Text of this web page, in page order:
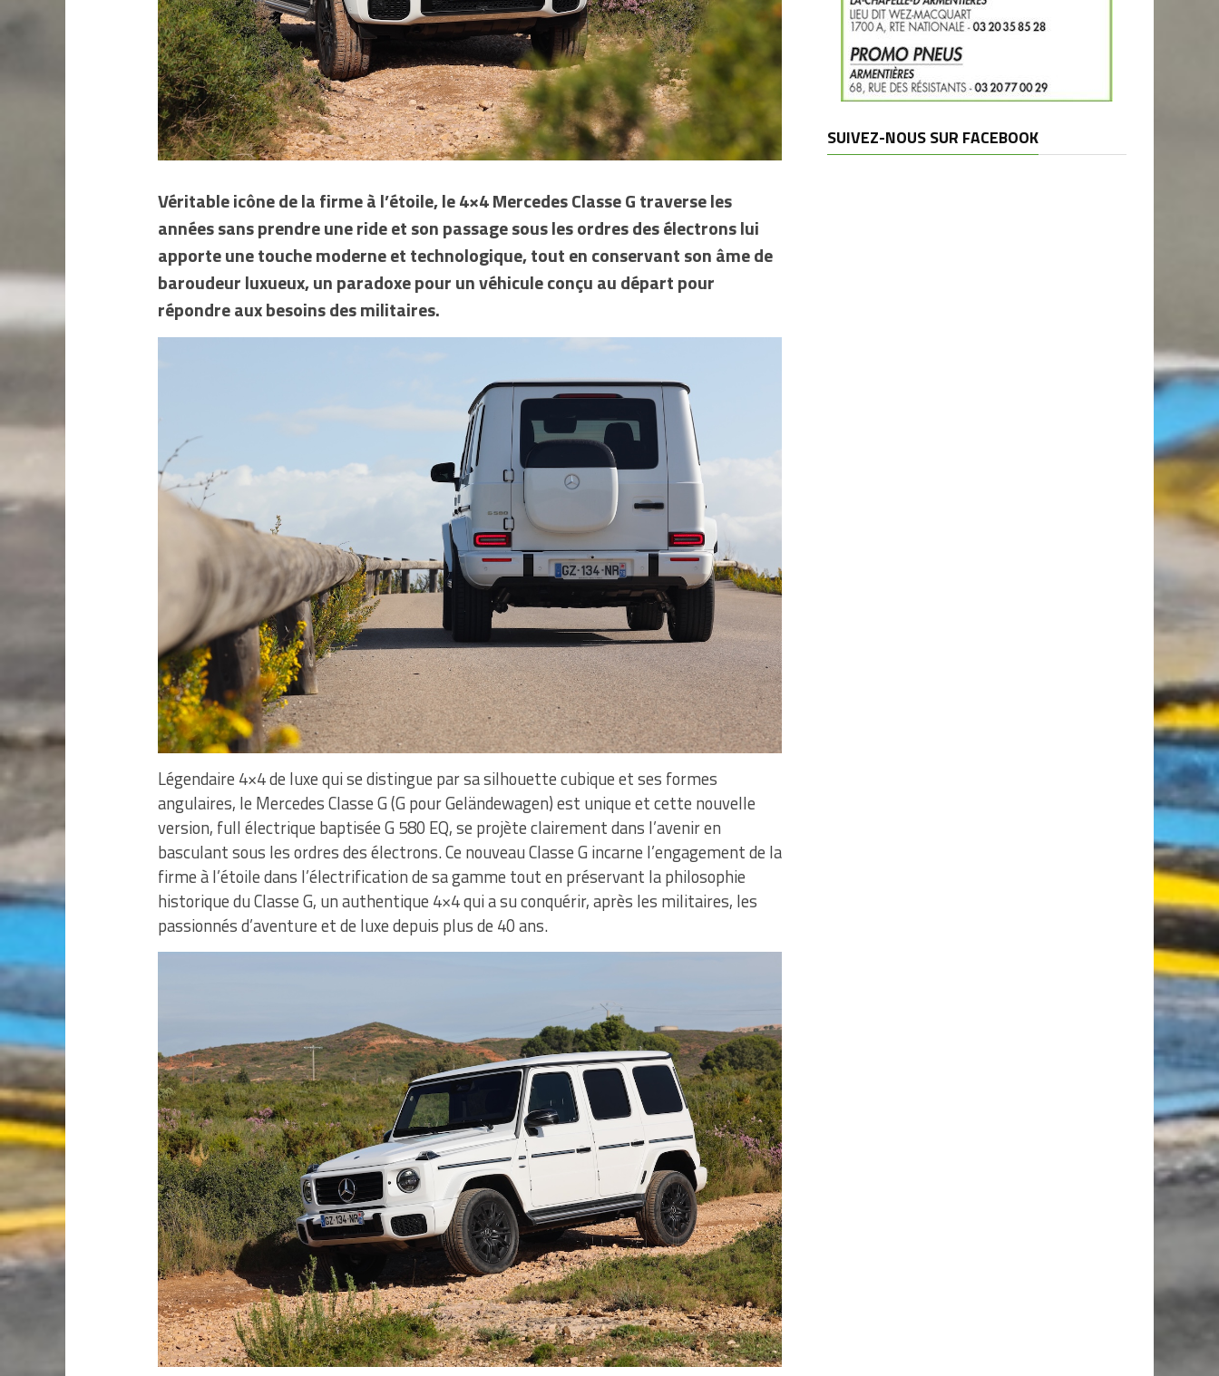
Véritable icône de la firme à l’étoile, le 4×4 Mercedes Classe G traverse les
années sans prendre une ride et son passage sous les ordres des électrons lui
apporte une touche moderne et technologique, tout en conservant son âme de
baroudeur luxueux, un paradoxe pour un véhicule conçu au départ pour
répondre aux besoins des militaires.
Légendaire 4×4 de luxe qui se distingue par sa silhouette cubique et ses formes
angulaires, le Mercedes Classe G (G pour Geländewagen) est unique et cette nouvelle
version, full électrique baptisée G 580 EQ, se projète clairement dans l’avenir en
basculant sous les ordres des électrons. Ce nouveau Classe G incarne l’engagement de la
firme à l’étoile dans l’électrification de sa gamme tout en préservant la philosophie
historique du Classe G, un authentique 4×4 qui a su conquérir, après les militaires, les
passionnés d’aventure et de luxe depuis plus de 40 ans.
SUIVEZ-NOUS SUR FACEBOOK